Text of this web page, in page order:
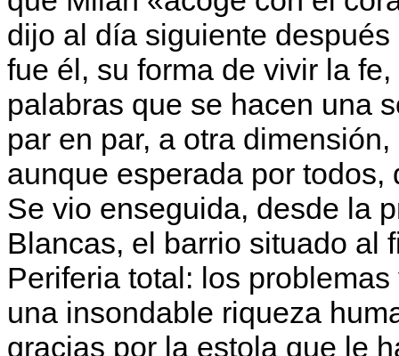
dijo al día siguiente
fue él, su forma de vivir la
palabras que se hacen una
par en par, a otra
aunque esperada por todos,
Se vio enseguida, desde la
Blancas, el barrio situado al
Periferia total: los
una insondable riqueza
gracias por la estola que le